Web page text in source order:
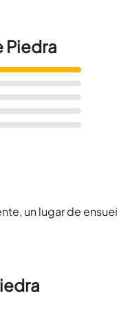
Piedra
un lugar de